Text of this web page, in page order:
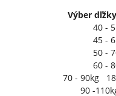
Výber
40 -
45 -
50 -
60 -
70 - 90kg
90 -